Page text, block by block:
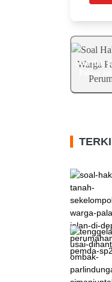
Soal Hak